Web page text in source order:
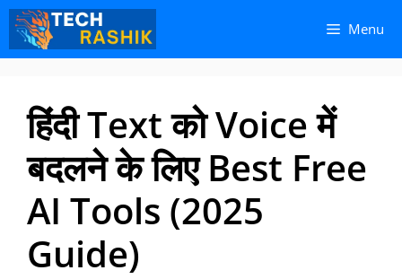
Skip
content
Skip
content
Menu
हिंदी Text को Voice में
बदलने के लिए Best Free
AI Tools (2025
Guide)